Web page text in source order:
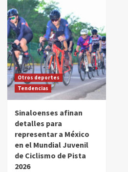
Otros deportes
Tendencias
Sinaloenses afinan
detalles para
representar a México
en el Mundial Juvenil
de Ciclismo de Pista
2026